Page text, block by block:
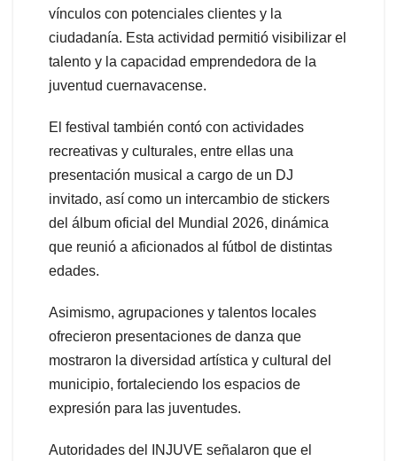
vínculos con potenciales clientes y la
ciudadanía. Esta actividad permitió visibilizar el
talento y la capacidad emprendedora de la
juventud cuernavacense.
El festival también contó con actividades
recreativas y culturales, entre ellas una
presentación musical a cargo de un DJ
invitado, así como un intercambio de stickers
del álbum oficial del Mundial 2026, dinámica
que reunió a aficionados al fútbol de distintas
edades.
Asimismo, agrupaciones y talentos locales
ofrecieron presentaciones de danza que
mostraron la diversidad artística y cultural del
municipio, fortaleciendo los espacios de
expresión para las juventudes.
Autoridades del INJUVE señalaron que el